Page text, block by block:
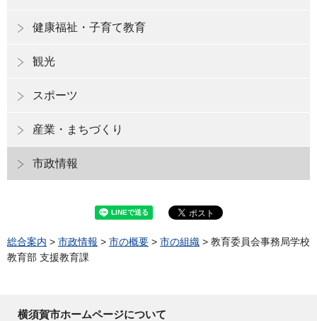
健康福祉・子育て教育
観光
スポーツ
産業・まちづくり
市政情報
総合案内 > 市政情報 > 市の概要 > 市の組織 > 教育委員会事務局学校
教育部 支援教育課
横須賀市ホームページについて